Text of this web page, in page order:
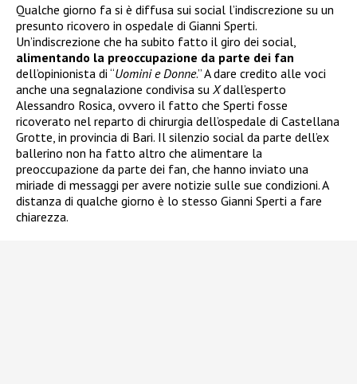
Qualche giorno fa si è diffusa sui social l’indiscrezione su un
presunto ricovero in ospedale di Gianni Sperti.
Un’indiscrezione che ha subito fatto il giro dei social,
alimentando la preoccupazione da parte dei fan
dell’opinionista di “Uomini e Donne.” A dare credito alle voci
anche una segnalazione condivisa su Xdall’esperto
Alessandro Rosica, ovvero il fatto che Sperti fosse
ricoverato nel reparto di chirurgia dell’ospedale di Castellana
Grotte, in provincia di Bari. Il silenzio social da parte dell’ex
ballerino non ha fatto altro che alimentare la
preoccupazione da parte dei fan, che hanno inviato una
miriade di messaggi per avere notizie sulle sue condizioni. A
distanza di qualche giorno è lo stesso Gianni Sperti a fare
chiarezza.